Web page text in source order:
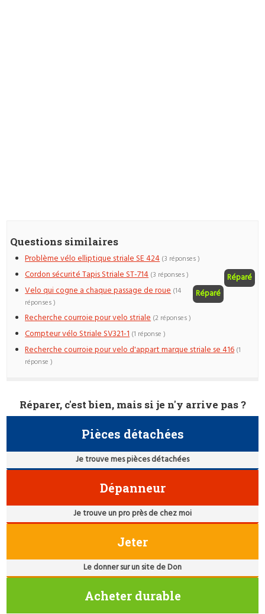
Questions similaires
Problème vélo elliptique striale SE 424 (3 réponses )
Cordon sécurité Tapis Striale ST-714 Réparé
(3 réponses )
Velo qui cogne a chaque passage de roue Réparé
(14
réponses )
Recherche courroie pour velo striale (2 réponses )
Compteur vélo Striale SV321-1 (1 réponse )
Recherche courroie pour velo d'appart marque striale se 416 (1
réponse )
Réparer, c'est bien, mais si je n'y arrive pas ?
Pièces détachées
Je trouve mes pièces détachées
Dépanneur
Je trouve un pro près de chez moi
Jeter
Le donner sur un site de Don
Acheter durable